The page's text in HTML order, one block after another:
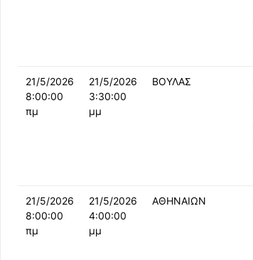
21/5/2026
8:00:00
πμ
21/5/2026
3:30:00
μμ
ΒΟΥΛΑΣ
21/5/2026
8:00:00
πμ
21/5/2026
4:00:00
μμ
ΑΘΗΝΑΙΩΝ